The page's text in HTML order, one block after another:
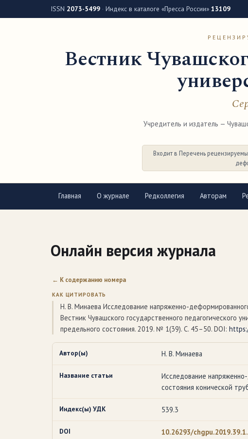
ISSN 2073-5499 · Индекс в каталоге «Пресса России» 13109
Вестник
Учредитель и издатель —
Входит в Перечень
Главная О журнале Редколлегия Авторам
Онлайн версия журнала
← К содержанию номера
КАК ЦИТИРОВАТЬ
Н. В. Минаева Исследование напряженно-
Вестник Чувашского государственного педагогического
предельного состояния. 2019. № 1(39). С. 45–50. DOI:
Автор(ы) Н. В. Минаева
Название статьи
Исследование
состояния конической
Индекс(ы) УДК 539.3
DOI 10.26293/